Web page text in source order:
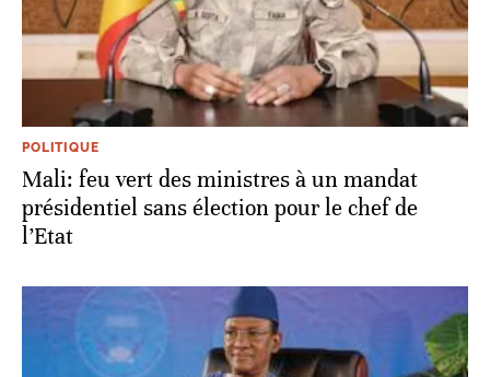
POLITIQUE
Mali: feu vert des ministres à un mandat
présidentiel sans élection pour le chef de
l’Etat